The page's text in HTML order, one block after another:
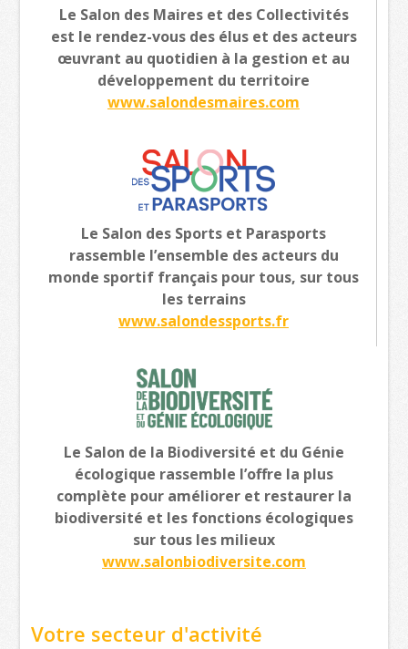
Le Salon des Maires et des Collectivités
est le rendez-vous des élus et des acteurs
œuvrant au quotidien à la gestion et au
développement du territoire
www.salondesmaires.com
Le Salon des Sports et Parasports
rassemble l’ensemble des acteurs du
monde sportif français pour tous, sur tous
les terrains
www.salondessports.fr
Le Salon de la Biodiversité et du Génie
écologique rassemble l’offre la plus
complète pour améliorer et restaurer la
biodiversité et les fonctions écologiques
sur tous les milieux
www.salonbiodiversite.com
Votre secteur d'activité